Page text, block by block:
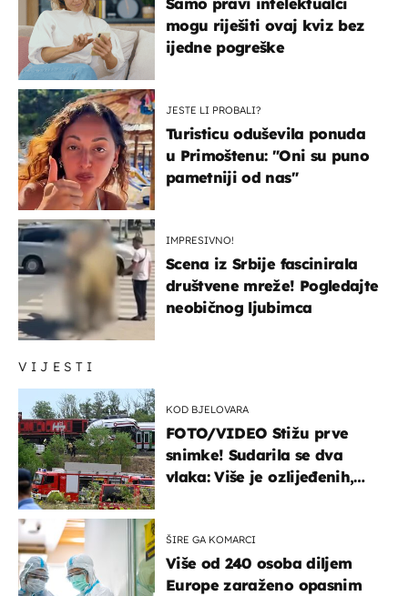
VIJESTI
KOD BJELOVARA
FOTO/VIDEO Stižu prve
snimke! Sudarila se dva
vlaka: Više je ozlijeđenih,
ŠIRE GA KOMARCI
Više od 240 osoba diljem
Europe zaraženo opasnim
mogu riješiti ovaj kviz bez
ijedne pogreške
JESTE LI PROBALI?
Turisticu oduševila ponuda
u Primoštenu: "Oni su puno
pametniji od nas"
IMPRESIVNO!
Scena iz Srbije fascinirala
društvene mreže! Pogledajte
neobičnog ljubimca